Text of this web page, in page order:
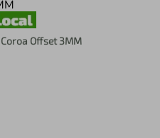
Offset 3MM